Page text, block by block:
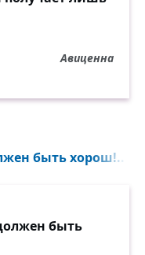
Авиценна
быть хорош!..
быть